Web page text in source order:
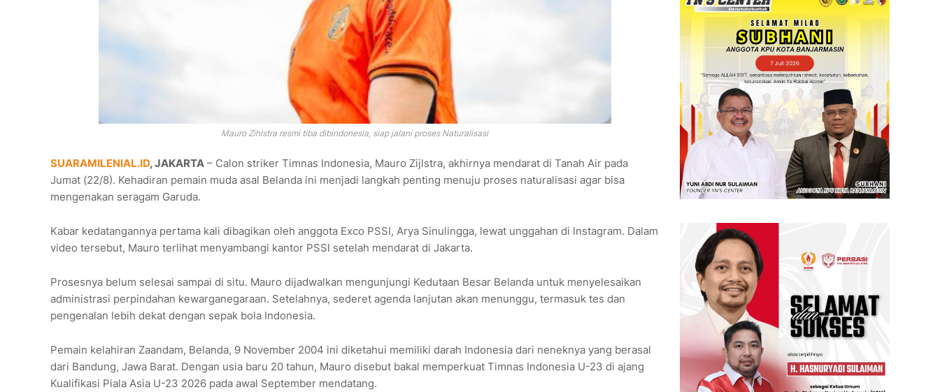
Mauro Zihlstra resmi tiba dibindonesia, siap jalani proses Naturalisasi
SUARAMILENIAL.ID, JAKARTA – Calon striker Timnas Indonesia, Mauro Zijlstra, akhirnya mendarat di Tanah Air pada
Jumat (22/8). Kehadiran pemain muda asal Belanda ini menjadi langkah penting menuju proses naturalisasi agar bisa
mengenakan seragam Garuda.
Kabar kedatangannya pertama kali dibagikan oleh anggota Exco PSSI, Arya Sinulingga, lewat unggahan di Instagram. Dalam
video tersebut, Mauro terlihat menyambangi kantor PSSI setelah mendarat di Jakarta.
Prosesnya belum selesai sampai di situ. Mauro dijadwalkan mengunjungi Kedutaan Besar Belanda untuk menyelesaikan
administrasi perpindahan kewarganegaraan. Setelahnya, sederet agenda lanjutan akan menunggu, termasuk tes dan
pengenalan lebih dekat dengan sepak bola Indonesia.
Pemain kelahiran Zaandam, Belanda, 9 November 2004 ini diketahui memiliki darah Indonesia dari neneknya yang berasal
dari Bandung, Jawa Barat. Dengan usia baru 20 tahun, Mauro disebut bakal memperkuat Timnas Indonesia U-23 di ajang
Kualifikasi Piala Asia U-23 2026 pada awal September mendatang.